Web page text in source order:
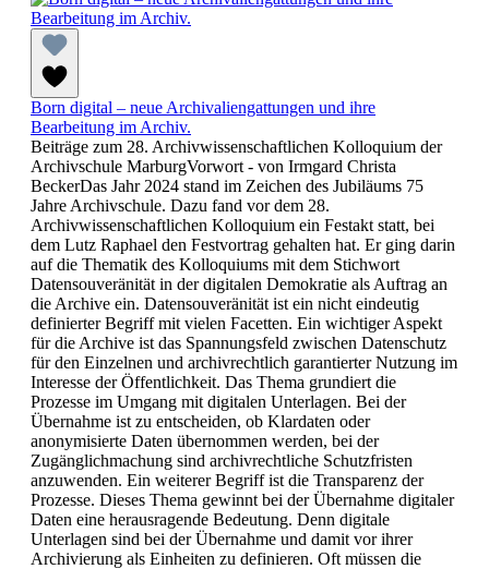
Born digital – neue Archivaliengattungen und ihre
Bearbeitung im Archiv.
Beiträge zum 28. Archivwissenschaftlichen Kolloquium der
Archivschule MarburgVorwort - von Irmgard Christa
BeckerDas Jahr 2024 stand im Zeichen des Jubiläums 75
Jahre Archivschule. Dazu fand vor dem 28.
Archivwissenschaftlichen Kolloquium ein Festakt statt, bei
dem Lutz Raphael den Festvortrag gehalten hat. Er ging darin
auf die Thematik des Kolloquiums mit dem Stichwort
Datensouveränität in der digitalen Demokratie als Auftrag an
die Archive ein. Datensouveränität ist ein nicht eindeutig
definierter Begriff mit vielen Facetten. Ein wichtiger Aspekt
für die Archive ist das Spannungsfeld zwischen Datenschutz
für den Einzelnen und archivrechtlich garantierter Nutzung im
Interesse der Öffentlichkeit. Das Thema grundiert die
Prozesse im Umgang mit digitalen Unterlagen. Bei der
Übernahme ist zu entscheiden, ob Klardaten oder
anonymisierte Daten übernommen werden, bei der
Zugänglichmachung sind archivrechtliche Schutzfristen
anzuwenden. Ein weiterer Begriff ist die Transparenz der
Prozesse. Dieses Thema gewinnt bei der Übernahme digitaler
Daten eine herausragende Bedeutung. Denn digitale
Unterlagen sind bei der Übernahme und damit vor ihrer
Archivierung als Einheiten zu definieren. Oft müssen die